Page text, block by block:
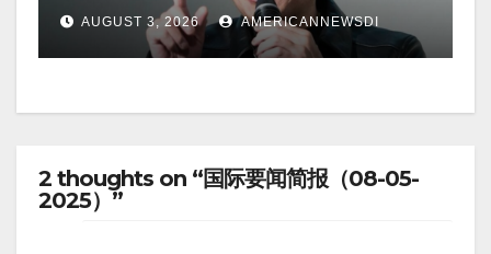
AUGUST 3, 2026 AMERICANNEWSDI
2 thoughts on “国际要闻简报（08-05-
2025）”